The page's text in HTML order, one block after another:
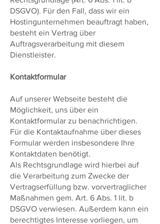
DSGVO). Für den Fall, dass wir ein
Hostingunternehmen beauftragt haben,
besteht ein Vertrag über
Auftragsverarbeitung mit diesem
Dienstleister.
Kontaktformular
Auf unserer Webseite besteht die
Möglichkeit, uns über ein
Kontaktformular zu benachrichtigen.
Für die Kontaktaufnahme über dieses
Formular werden insbesondere Ihre
Kontaktdaten benötigt.
Als Rechtsgrundlage wird hierbei auf
die Verarbeitung zum Zwecke der
Vertragserfüllung bzw. vorvertraglicher
Maßnahmen gem. Art. 6 Abs. 1 lit. b
DSGVO verwiesen. Außerdem kann ein
berechtigtes Interesse vorliegen, um